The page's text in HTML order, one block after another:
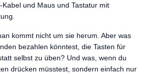
und Maus und Tastatur mit
kommt nicht um sie herum. Aber was
bezahlen könntest, die Tasten für
selbst zu üben? Und was, wenn du
drücken müsstest, sondern einfach nur